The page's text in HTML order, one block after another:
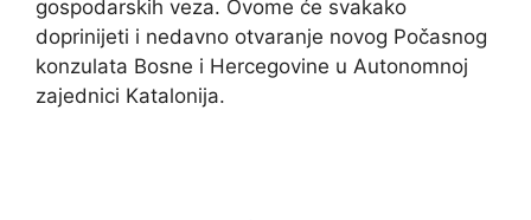
gospodarskih veza. Ovome će svakako
doprinijeti i nedavno otvaranje novog Počasnog
konzulata Bosne i Hercegovine u Autonomnoj
zajednici Katalonija.